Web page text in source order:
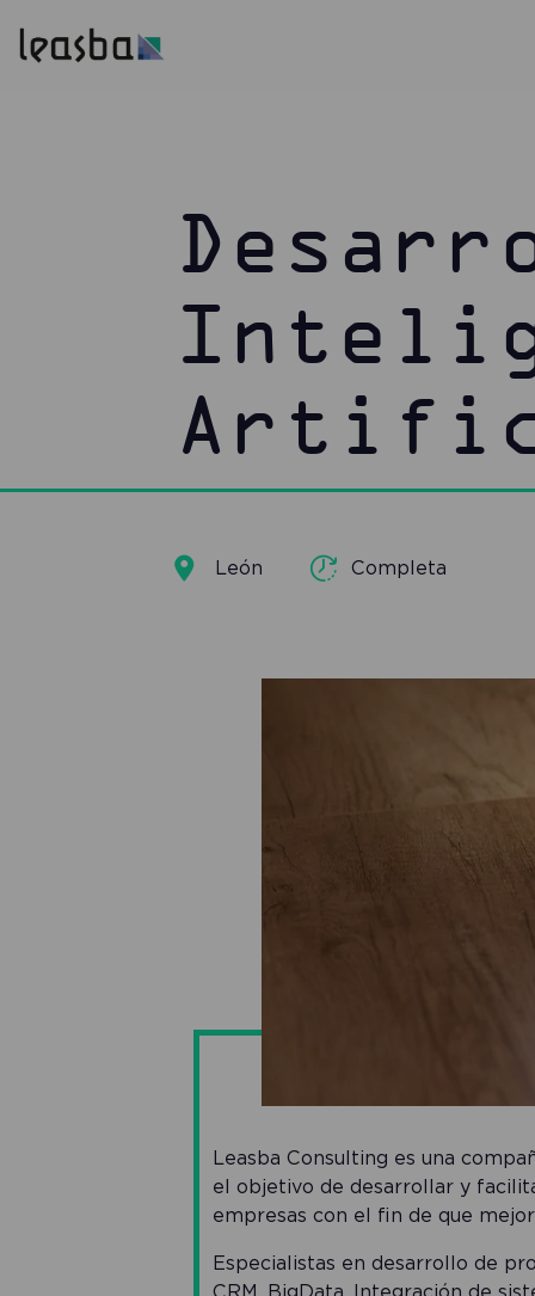
León Completa
Leasba Consulting es una
el objetivo de desarrollar y
empresas con el fin de que
Especialistas en desarrollo de